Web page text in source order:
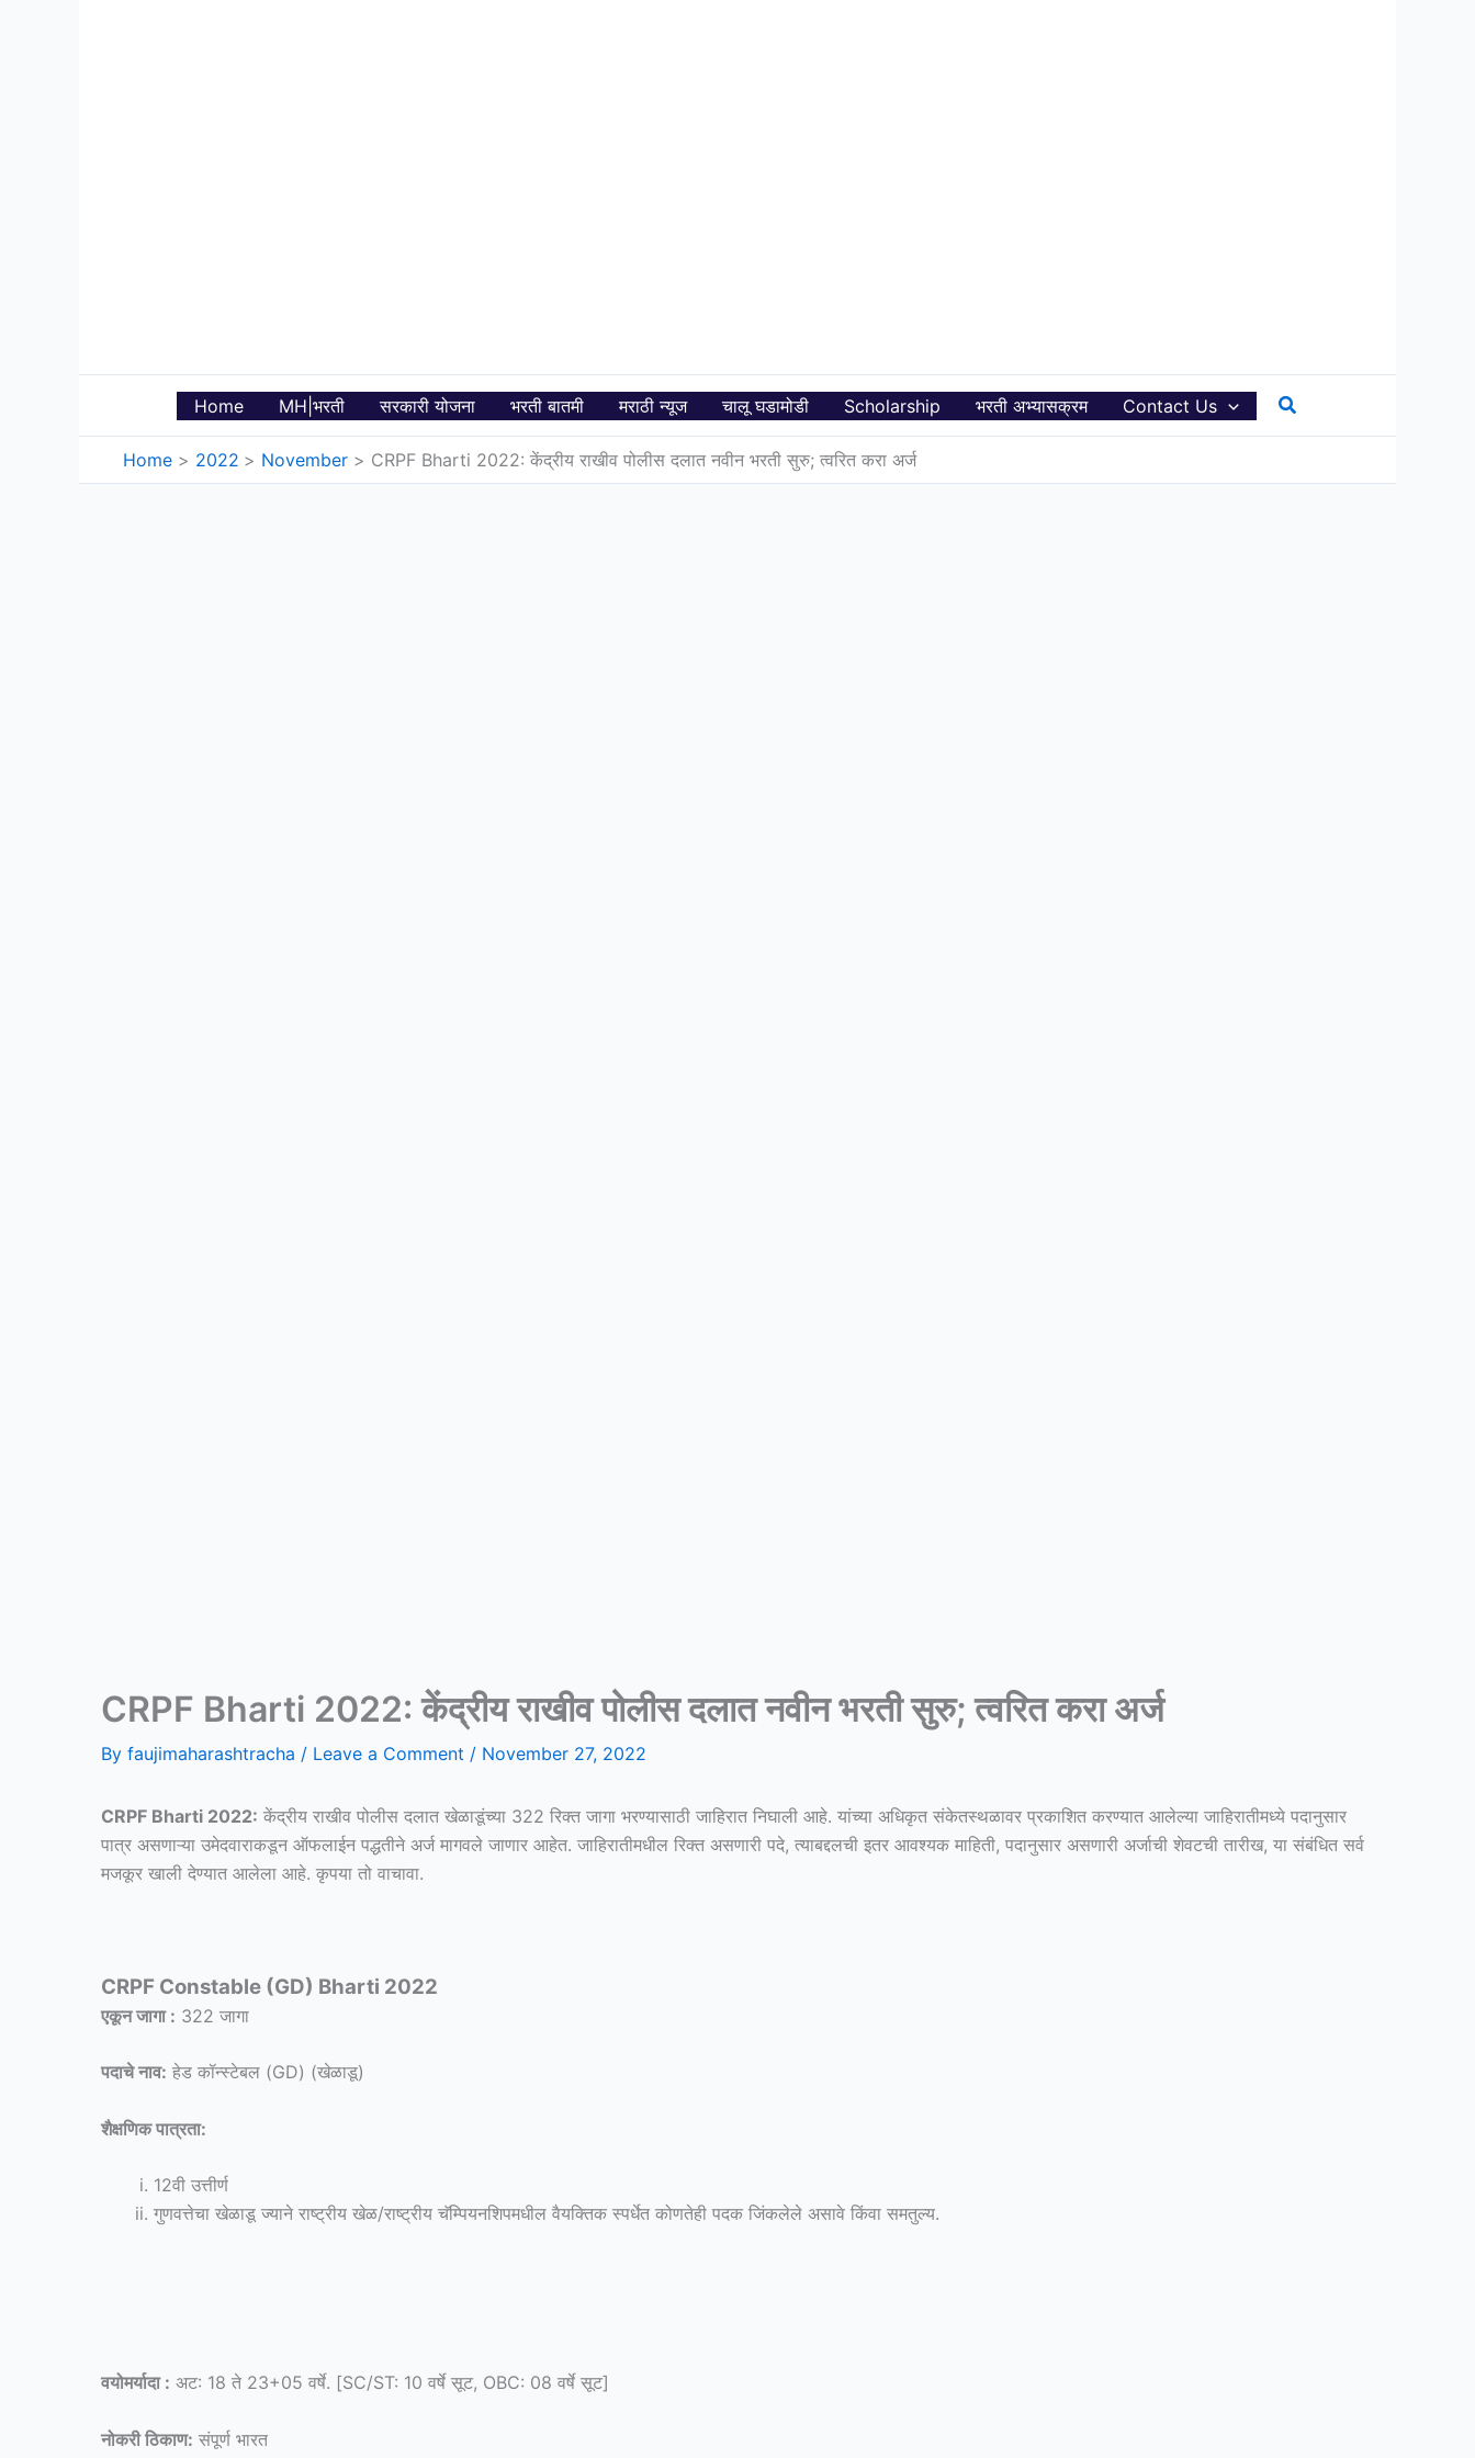
Home MH|भरती सरकारी योजना भरती बातमी मराठी न्यूज चालू घडामोडी Scholarship भरती अभ्यासक्रम Contact Us Search
Home 2022 November CRPF Bharti 2022: केंद्रीय राखीव पोलीस दलात नवीन भरती सुरु; त्वरित करा अर्ज
CRPF Bharti 2022: केंद्रीय राखीव पोलीस दलात नवीन भरती सुरु; त्वरित करा अर्ज
By faujimaharashtracha / Leave a Comment / November 27, 2022
CRPF Bharti 2022: केंद्रीय राखीव पोलीस दलात खेळाडूंच्या 322 रिक्त जागा भरण्यासाठी जाहिरात निघाली आहे. यांच्या अधिकृत संकेतस्थळावर प्रकाशित करण्यात आलेल्या जाहिरातीमध्ये पदानुसार
पात्र असणाऱ्या उमेदवाराकडून ऑफलाईन पद्धतीने अर्ज मागवले जाणार आहेत. जाहिरातीमधील रिक्त असणारी पदे, त्याबद्दलची इतर आवश्यक माहिती, पदानुसार असणारी अर्जाची शेवटची तारीख, या संबंधित सर्व
मजकूर खाली देण्यात आलेला आहे. कृपया तो वाचावा.
CRPF Constable (GD) Bharti 2022
एकून जागा : 322 जागा
पदाचे नाव: हेड कॉन्स्टेबल (GD) (खेळाडू)
शैक्षणिक पात्रता:
12वी उत्तीर्ण
गुणवत्तेचा खेळाडू ज्याने राष्ट्रीय खेळ/राष्ट्रीय चॅम्पियनशिपमधील वैयक्तिक स्पर्धेत कोणतेही पदक जिंकलेले असावे किंवा समतुल्य.
वयोमर्यादा : अट: 18 ते 23+05 वर्षे. [SC/ST: 10 वर्षे सूट, OBC: 08 वर्षे सूट]
नोकरी ठिकाण: संपूर्ण भारत